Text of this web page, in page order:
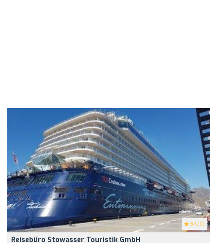
5 (20)
Reisebüro Stowasser Touristik GmbH